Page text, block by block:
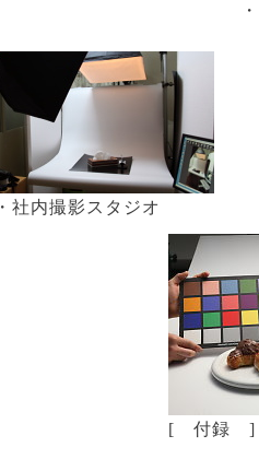
・社内撮影スタジオ
[ 付録 ]